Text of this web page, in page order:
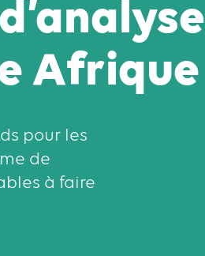
Afrique
pour les
de
à faire